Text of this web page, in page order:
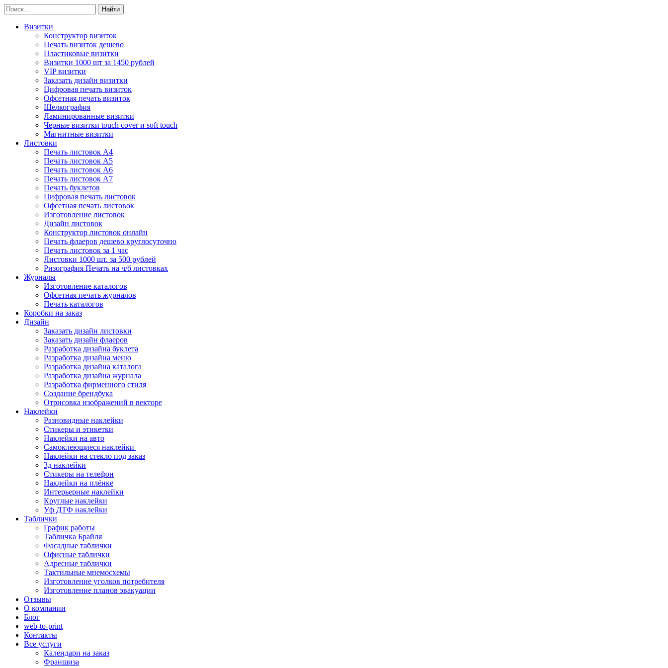
Визитки
Конструктор визиток
Печать визиток дешево
Пластиковые визитки
Визитки 1000 шт за 1450 рублей
VIP визитки
Заказать дизайн визитки
Цифровая печать визиток
Офсетная печать визиток
Шелкография
Ламинированные визитки
Черные визитки touch cover и soft touch
Магнитные визитки
Листовки
Печать листовок А4
Печать листовок А5
Печать листовок А6
Печать листовок А7
Печать буклетов
Цифровая печать листовок
Офсетная печать листовок
Изготовление листовок
Дизайн листовок
Конструктор листовок онлайн
Печать флаеров дешево круглосуточно
Печать листовок за 1 час
Листовки 1000 шт. за 500 рублей
Ризография Печать на ч/б листовках
Журналы
Изготовление каталогов
Офсетная печать журналов
Печать каталогов
Коробки на заказ
Дизайн
Заказать дизайн листовки
Заказать дизайн флаеров
Разработка дизайна буклета
Разработка дизайна меню
Разработка дизайна каталога
Разработка дизайна журнала
Разработка фирменного стиля
Создание брендбука
Отрисовка изображений в векторе
Наклейки
Разновидные наклейки
Стикеры и этикетки
Наклейки на авто
Самоклеющиеся наклейки
Наклейки на стекло под заказ
3д наклейки
Cтикеры на телефон
Наклейки на плёнке
Интерьерные наклейки
Круглые наклейки
Уф ДТФ наклейки
Таблички
График работы
Табличка Брайля
Фасадные таблички
Офисные таблички
Адресные таблички
Тактильные мнемосхемы
Изготовление уголков потребителя
Изготовление планов эвакуации
Отзывы
О компании
Блог
web-to-print
Контакты
Все услуги
Календари на заказ
Франшиза